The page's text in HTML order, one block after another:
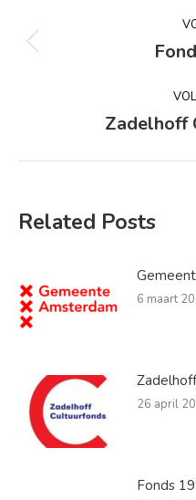
navigatie
Zadelhoff
Related Posts
6 maart
26 april
Fonds